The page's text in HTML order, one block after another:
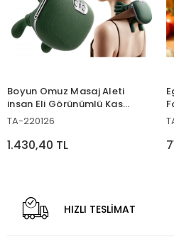
Boyun Omuz Masaj Aleti
insan Eli Görünümlü Kas
Masaj Aleti
TA-220126
1.430,40 TL
HIZLI TESLİMAT